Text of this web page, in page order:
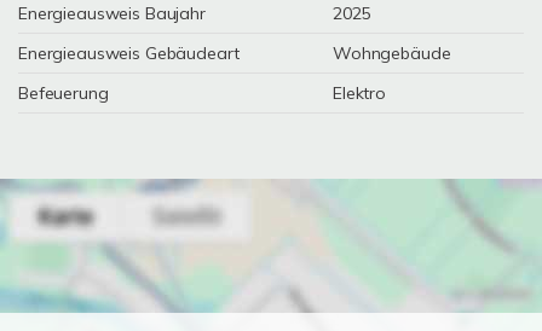
Energieausweis Baujahr
2025
Energieausweis Gebäudeart
Wohngebäude
Befeuerung
Elektro